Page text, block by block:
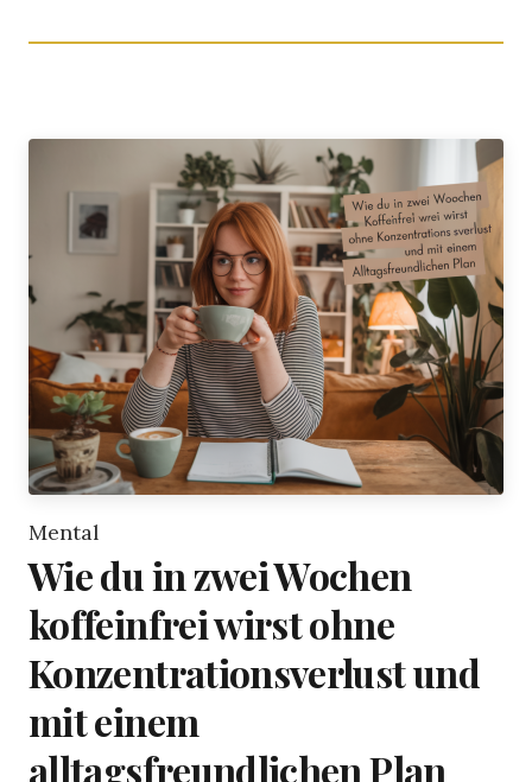
Mental
Wie du in zwei Wochen
koffeinfrei wirst ohne
Konzentrationsverlust und
mit einem
alltagsfreundlichen Plan